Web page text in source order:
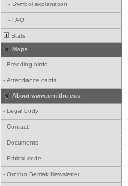
- Symbol explanation
- FAQ
Stats
Maps
- Breeding birds
- Attendance cards
About www.ornitho.eus
- Legal body
- Contact
- Documents
- Ethical code
- Ornitho Berriak Newsletter